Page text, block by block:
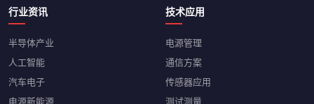
行业资讯
半导体产业
人工智能
汽车电子
电源新能源
技术应用
电源管理
通信方案
传感器应用
测试测量